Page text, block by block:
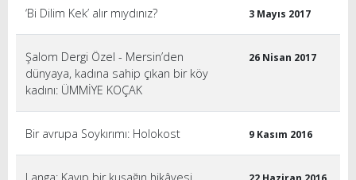
‘Bi Dilim Kek’ alır mıydınız? 3 Mayıs 2017
Şalom Dergi Özel - Mersin’den
dünyaya, kadına sahip çıkan bir köy
kadını: ÜMMİYE KOÇAK
26 Nisan 2017
Bir avrupa Soykırımı: Holokost 9 Kasım 2016